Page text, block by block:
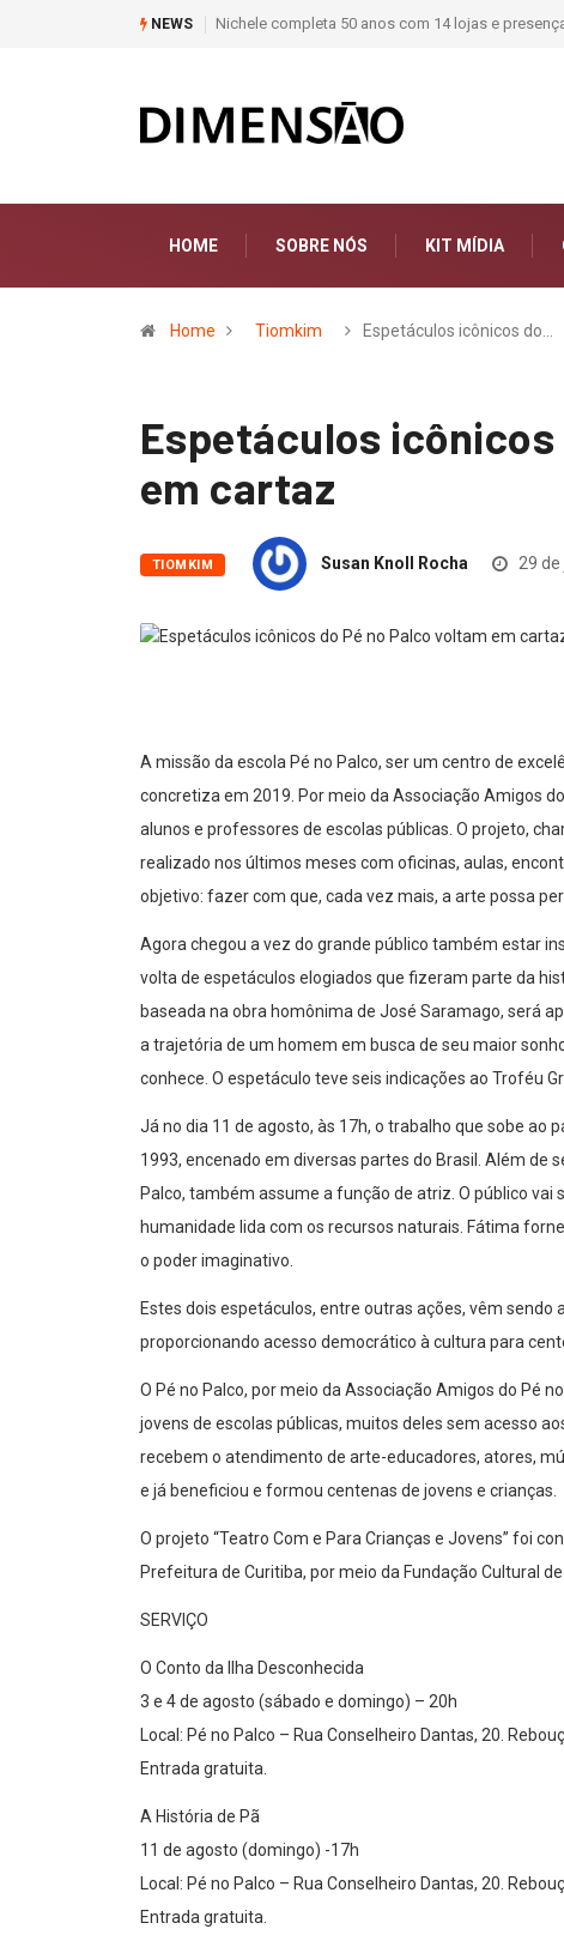
NEWS
com 14 lojas e presença entre os maiores varejistas de materiais de
HOME SOBRE NÓS KIT MÍDIA
Home Tiomkim Espetáculos icônicos do…
Espetáculos icônicos
em cartaz
TIOMKIM Susan Knoll Rocha 29
A missão da escola Pé no Palco, ser um centro de
concretiza em 2019. Por meio da Associação Amigos
alunos e professores de escolas públicas. O projeto,
realizado nos últimos meses com oficinas, aulas,
objetivo: fazer com que, cada vez mais, a arte possa
Agora chegou a vez do grande público também estar
volta de espetáculos elogiados que fizeram parte da
baseada na obra homônima de José Saramago, será
a trajetória de um homem em busca de seu maior
conhece. O espetáculo teve seis indicações ao Troféu
Já no dia 11 de agosto, às 17h, o trabalho que sobe ao
1993, encenado em diversas partes do Brasil. Além de
Palco, também assume a função de atriz. O público
humanidade lida com os recursos naturais. Fátima
o poder imaginativo.
Estes dois espetáculos, entre outras ações, vêm
proporcionando acesso democrático à cultura para
O Pé no Palco, por meio da Associação Amigos do Pé
jovens de escolas públicas, muitos deles sem acesso
recebem o atendimento de arte-educadores, atores,
e já beneficiou e formou centenas de jovens e crianças.
O projeto “Teatro Com e Para Crianças e Jovens” foi
Prefeitura de Curitiba, por meio da Fundação Cultural
SERVIÇO
O Conto da Ilha Desconhecida
3 e 4 de agosto (sábado e domingo) – 20h
Local: Pé no Palco – Rua Conselheiro Dantas, 20.
Entrada gratuita.
A História de Pã
11 de agosto (domingo) -17h
Local: Pé no Palco – Rua Conselheiro Dantas, 20.
Entrada gratuita.